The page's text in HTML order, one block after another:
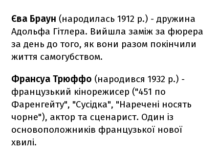
Єва Браун (народилась 1912 р.) - дружина
Адольфа Гітлера. Вийшла заміж за фюрера
за день до того, як вони разом покінчили
життя самогубством.
Франсуа Трюффо (народився 1932 р.) -
французький кінорежисер ("451 по
Фаренгейту", "Сусідка", "Наречені носять
чорне"), актор та сценарист. Один із
основоположників французької нової
хвилі.